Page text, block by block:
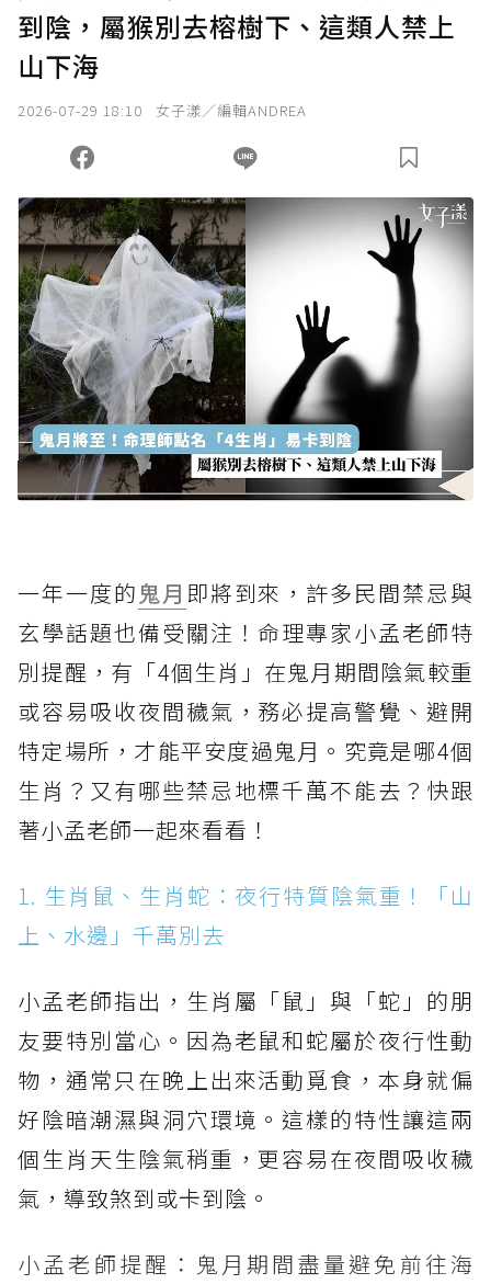
確認送出
您當前剩餘 U 利點數：0點；前往 購買點數
到陰，屬猴別去榕樹下、這類人禁上
山下海
2026-07-29 18:10 女子漾／編輯ANDREA
一年一度的鬼月 即將到來，許多民間禁忌與
玄學話題也備受關注！命理專家小孟老師特
別提醒，有「4個生肖」在鬼月期間陰氣較重
或容易吸收夜間穢氣，務必提高警覺、避開
特定場所，才能平安度過鬼月。究竟是哪4個
生肖？又有哪些禁忌地標千萬不能去？快跟
著小孟老師一起來看看！
1. 生肖鼠、生肖蛇：夜行特質陰氣重！「山
上、水邊」千萬別去
小孟老師指出，生肖屬「鼠」與「蛇」的朋
友要特別當心。因為老鼠和蛇屬於夜行性動
物，通常只在晚上出來活動覓食，本身就偏
好陰暗潮濕與洞穴環境。這樣的特性讓這兩
個生肖天生陰氣稍重，更容易在夜間吸收穢
氣，導致煞到或卡到陰。
小孟老師提醒：鬼月期間盡量避免前往海